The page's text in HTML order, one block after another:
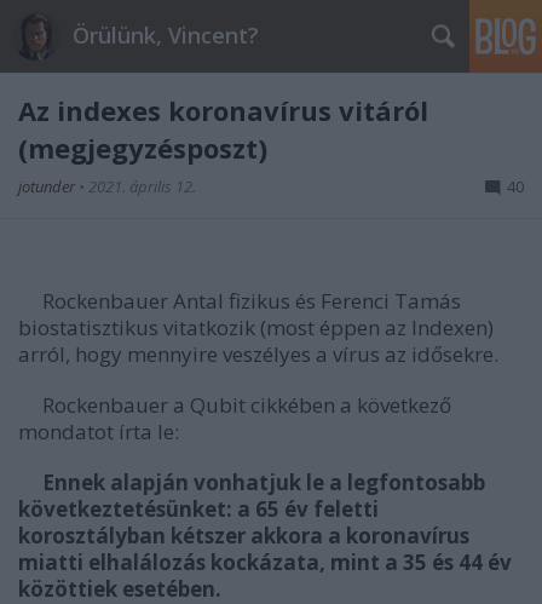
Örülünk, Vincent?
Az indexes koronavírus vitáról
(megjegyzésposzt)
jotunder • 2021. április 12. 40
Rockenbauer Antal fizikus és Ferenci Tamás
biostatisztikus vitatkozik (most éppen az Indexen)
arról, hogy mennyire veszélyes a vírus az idősekre.
Rockenbauer a Qubit cikkében a következő
mondatot írta le:
Ennek alapján vonhatjuk le a legfontosabb
következtetésünket: a 65 év feletti
korosztályban kétszer akkora a koronavírus
miatti elhalálozás kockázata, mint a 35 és 44 év
közöttiek esetében.